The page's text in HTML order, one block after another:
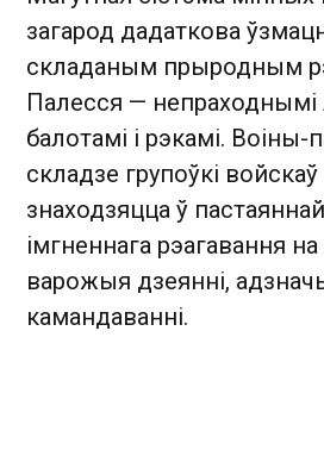
загарод дадаткова
складаным прыродным
Палесся — непраходнымі
балотамі і рэкамі. Воіны-
складзе групоўкі войскаў
знаходзяцца ў
імгненнага рэагавання
варожыя дзеянні,
камандаванні.